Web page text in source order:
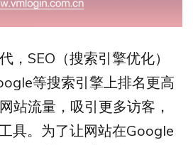
，SEO（搜索引擎优化）
等搜索引擎上排名更高
站流量，吸引更多访客，
具。为了让网站在Google